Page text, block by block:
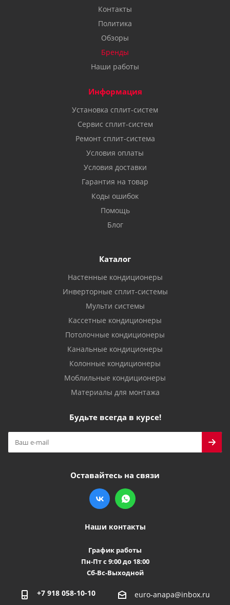
Контакты
Политика
Обзоры
Бренды
Наши работы
Информация
Установка сплит-систем
Сервис сплит-систем
Ремонт сплит-система
Условия оплаты
Условия доставки
Гарантия на товар
Коды ошибок
Помощь
Блог
Каталог
Настенные кондиционеры
Инверторные сплит-системы
Мульти системы
Кассетные кондиционеры
Потолочные кондиционеры
Канальные кондиционеры
Колонные кондиционеры
Моблильные кондиционеры
Материалы для монтажа
Будьте всегда в курсе!
Оставайтесь на связи
Наши контакты
График работы
Пн-Пт с 9:00 до 18:00
Сб-Вс-Выходной
+7 918 058-10-10 euro-anapa@inbox.ru